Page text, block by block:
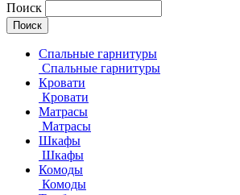
Поиск
Спальные гарнитуры
Спальные гарнитуры
Кровати
Кровати
Матрасы
Матрасы
Шкафы
Шкафы
Комоды
Комоды